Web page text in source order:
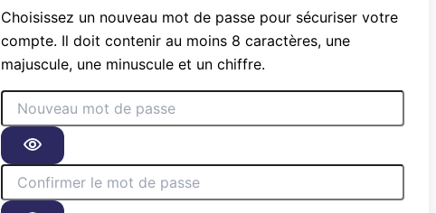
Choisissez un nouveau mot de passe pour sécuriser votre
compte. Il doit contenir au moins 8 caractères, une
majuscule, une minuscule et un chiffre.